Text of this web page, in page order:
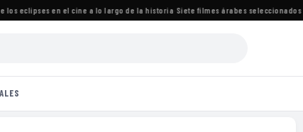
eclipses en el cine a lo largo de la historia·Siete filmes árabes seleccionados